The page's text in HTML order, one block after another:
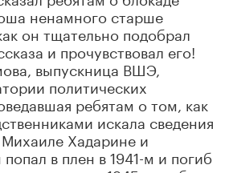
ненамного старше
он тщательно подобрал
и прочувствовал его!
выпускница ВШЭ,
политических
ребятам о том, как
искала сведения
Хадарине и
в плен в 1941-м и погиб